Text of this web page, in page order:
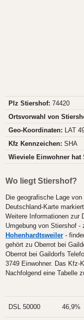
Plz Stiershof: 74420
Ortsvorwahl von
Geo-Koordinaten: LAT
Kfz Kennzeichen: SHA
Wieviele Einwohner hat
Wo liegt Stiershof?
Die geografische Lage
Deutschland-Karte
Weitere Informationen zur
Umgebung von Stiershof -
Hohenhardtsweiler -
gehört zu Oberrot bei
Oberrot bei Gaildorfs
3749 Einwohner. Das Kfz-
Nachfolgend eine Tabelle
DSL 50000 46,9%